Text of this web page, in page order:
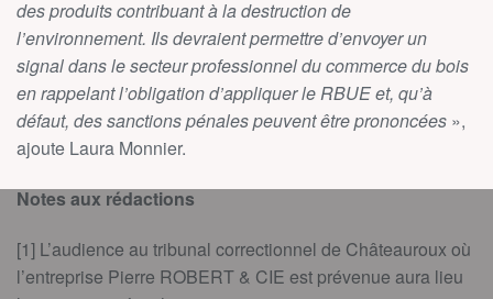
des produits contribuant à la destruction de
l’environnement. Ils devraient permettre d’envoyer un
signal dans le secteur professionnel du commerce du bois
en rappelant l’obligation d’appliquer le RBUE et, qu’à
défaut, des sanctions pénales peuvent être prononcées »,
ajoute Laura Monnier.
Notes aux rédactions
[1] L’audience au tribunal correctionnel de Châteauroux où
l’entreprise Pierre ROBERT & CIE est prévenue aura lieu